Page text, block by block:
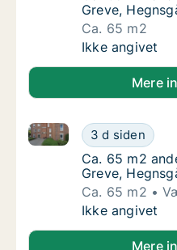
Greve,
Ca. 65 m2
Ca. 65 m2
Ikke angivet
Mere
Ca. 65 m2
3 d siden
Ca. 65 m2 andelsbolig
Ca. 65 m2
Ca. 65 m2
Greve,
Ca. 65 m2
Ca. 65 m2
Ikke angivet
Mere